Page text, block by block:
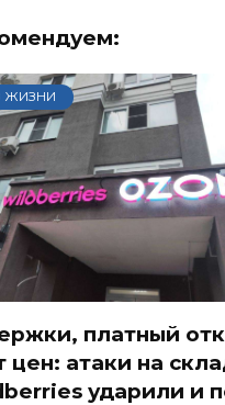
ЖИЗНИ
платный
цен: атаки на
ударили и